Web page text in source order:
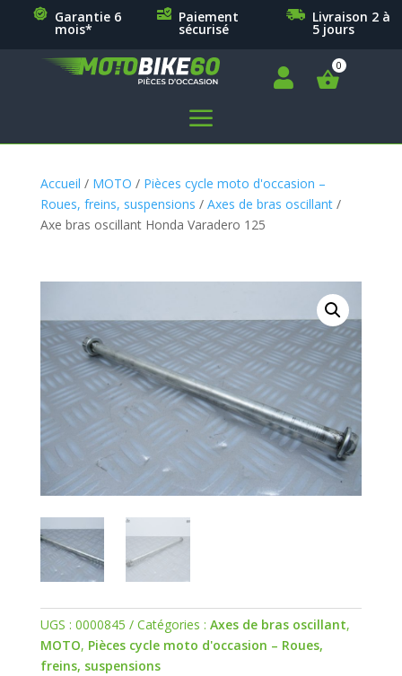
Garantie 6
mois*
Paiement
sécurisé
Livraison 2 à
5 jours

a
Accueil / MOTO / Pièces cycle moto d'occasion –
Roues, freins, suspensions / Axes de bras oscillant/
Axe bras oscillant Honda Varadero 125
UGS : 0000845 Catégories : Axes de bras oscillant,
MOTO, Pièces cycle moto d'occasion – Roues,
freins, suspensions